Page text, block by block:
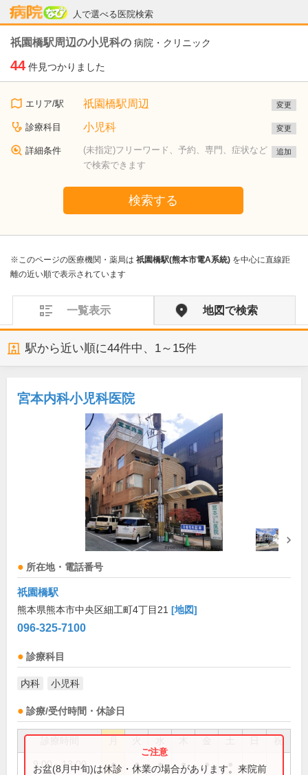
人で選べる医院検索
病院なび
祇園橋駅周辺の小児科の 病院・クリニック
44 件見つかりました
エリア/駅 祇園橋駅周辺 変更
診療科目 小児科 変更
詳細条件
(未指定)フリーワード、予約、専門、症状など
で検索できます
追加
検索する
※このページの医療機関・薬局は 祇園橋駅(熊本市電A系統) を中心に直線距
離の近い順で表示されています
一覧表示 地図で検索
駅から近い順に44件中、 1～15件
宮本内科小児科医院
所在地・電話番号
祇園橋駅
熊本県熊本市中央区細工町4丁目21 [地図]
096-325-7100
診療科目
内科 小児科
診療/受付時間・休診日
祝
9:00～13:00 ● ● ● ● ●
お盆(8月中旬)は休診・休業の場合があります。来院前